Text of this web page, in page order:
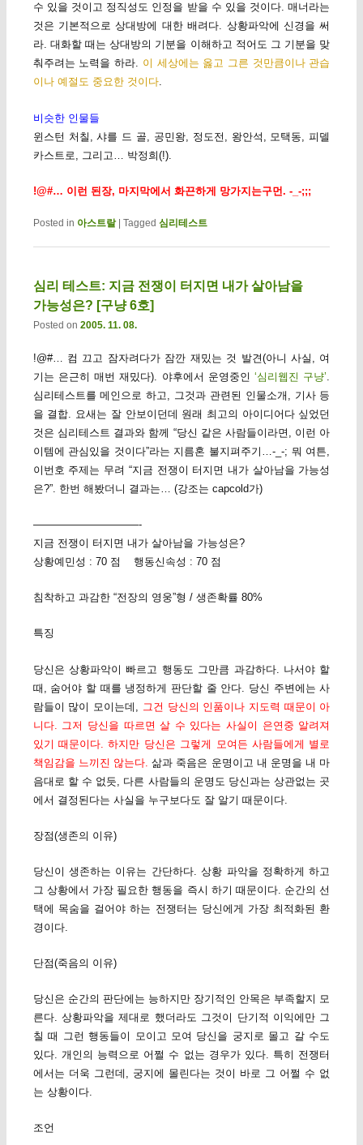
수 있을 것이고 정직성도 인정을 받을 수 있을 것이다. 매너라는
것은 기본적으로 상대방에 대한 배려다. 상황파악에 신경을 써
라. 대화할 때는 상대방의 기분을 이해하고 적어도 그 기분을 맞
춰주려는 노력을 하라. 이 세상에는 옳고 그른 것만큼이나 관습
이나 예절도 중요한 것이다.
비슷한 인물들
윈스턴 처칠, 샤를 드 골, 공민왕, 정도전, 왕안석, 모택동, 피델
카스트로, 그리고… 박정희(!).
!@#… 이런 된장, 마지막에서 화끈하게 망가지는구먼. -_-;;;
Posted in 아스트랄 | Tagged 심리테스트
심리 테스트: 지금 전쟁이 터지면 내가 살아남을
가능성은? [구냥 6호]
Posted on 2005. 11. 08.
!@#… 컴 끄고 잠자려다가 잠깐 재밌는 것 발견(아니 사실, 여
기는 은근히 매번 재밌다). 야후에서 운영중인‘심리웹진 구냥’.
심리테스트를 메인으로 하고, 그것과 관련된 인물소개, 기사 등
을 결합. 요새는 잘 안보이던데 원래 최고의 아이디어다 싶었던
것은 심리테스트 결과와 함께 “당신 같은 사람들이라면, 이런 아
이템에 관심있을 것이다”라는 지름혼 불지펴주기…-_-; 뭐 여튼,
이번호 주제는 무려 “지금 전쟁이 터지면 내가 살아남을 가능성
은?”. 한번 해봤더니 결과는… (강조는 capcold가)
——————————-
지금 전쟁이 터지면 내가 살아남을 가능성은?
상황예민성 : 70 점 행동신속성 : 70 점
침착하고 과감한 “전장의 영웅”형 / 생존확률 80%
특징
당신은 상황파악이 빠르고 행동도 그만큼 과감하다. 나서야 할
때, 숨어야 할 때를 냉정하게 판단할 줄 안다. 당신 주변에는 사
람들이 많이 모이는데,
그건 당신의 인품이나 지도력 때문이 아
니다. 그저 당신을 따르면 살 수 있다는 사실이 은연중 알려져
있기 때문이다. 하지만 당신은 그렇게 모여든 사람들에게 별로
책임감을 느끼진 않는다. 삶과 죽음은 운명이고 내 운명을 내 마
음대로 할 수 없듯, 다른 사람들의 운명도 당신과는 상관없는 곳
에서 결정된다는 사실을 누구보다도 잘 알기 때문이다.
장점(생존의 이유)
당신이 생존하는 이유는 간단하다. 상황 파악을 정확하게 하고
그 상황에서 가장 필요한 행동을 즉시 하기 때문이다. 순간의 선
택에 목숨을 걸어야 하는 전쟁터는 당신에게 가장 최적화된 환
경이다.
단점(죽음의 이유)
당신은 순간의 판단에는 능하지만 장기적인 안목은 부족할지 모
른다. 상황파악을 제대로 했더라도 그것이 단기적 이익에만 그
칠 때 그런 행동들이 모이고 모여 당신을 궁지로 몰고 갈 수도
있다. 개인의 능력으로 어쩔 수 없는 경우가 있다. 특히 전쟁터
에서는 더욱 그런데, 궁지에 몰린다는 것이 바로 그 어쩔 수 없
는 상황이다.
조언